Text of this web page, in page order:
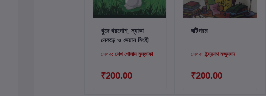
কার্টে যোগ করুন
খুদে খরগোশ, ন্যাকা
নেকড়ে ও সেয়ান সিংহী
লেখক: শেখ গোলাম মুস্তাফা
₹200.00
কার্টে যোগ করুন
ঘটিগরম
লেখক: ইন্দ্রনাথ মজুমদার
₹200.00